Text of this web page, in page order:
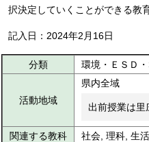
択決定していくことができる教
記入日：2024年2月16日
分類 環境・ＥＳＤ
活動地域
県内全域
出前授業は里
関連する教科
社会, 理科, 生